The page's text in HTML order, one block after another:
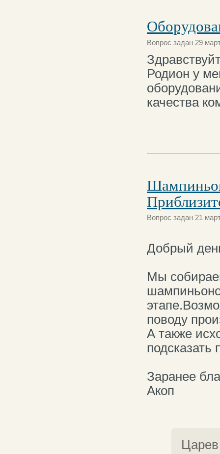
Вопрос задан 29
Родион у
качества
Вопрос задан 21
Добрый
Мы
поводу
А также
Заранее
Акоп